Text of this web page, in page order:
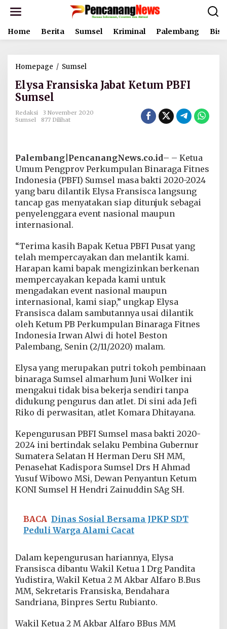
t
Home Berita Sumsel Kriminal Palembang
Homepage / Sumsel
y
F
i
s
k
a
J
a
b
e
t
u
m
B
F
I
S
u
m
s
l
Elysa Fransiska Jabat Ketum PBFI
Sumsel
Redaksi
3 November 2020
Sumsel
877 Dilihat
Palembang|PencanangNews.co.id– – Ketua
Umum Pengprov Perkumpulan Binaraga Fitnes
Indonesia (PBFI) Sumsel masa bakti 2020-2024
yang baru dilantik Elysa Fransisca langsung
tancap gas menyatakan siap ditunjuk sebagai
penyelenggara event nasional maupun
internasional.
“Terima kasih Bapak Ketua PBFI Pusat yang
telah mempercayakan dan melantik kami.
Harapan kami bapak mengizinkan berkenan
mempercayakan kepada kami untuk
mengadakan event nasional maupun
internasional, kami siap,” ungkap Elysa
Fransisca dalam sambutannya usai dilantik
oleh Ketum PB Perkumpulan Binaraga Fitnes
Indonesia Irwan Alwi di hotel Beston
Palembang, Senin (2/11/2020) malam.
Elysa yang merupakan putri tokoh pembinaan
binaraga Sumsel almarhum Juni Wolker ini
mengakui tidak bisa bekerja sendiri tanpa
didukung pengurus dan atlet. Di sini ada Jefi
Riko di perwasitan, atlet Komara Dhitayana.
Kepengurusan PBFI Sumsel masa bakti 2020-
2024 ini bertindak selaku Pembina Gubernur
Sumatera Selatan H Herman Deru SH MM,
Penasehat Kadispora Sumsel Drs H Ahmad
Yusuf Wibowo MSi, Dewan Penyantun Ketum
KONI Sumsel H Hendri Zainuddin SAg SH.
BACA Dinas Sosial Bersama JPKP SDT
Peduli Warga Alami Cacat
Dalam kepengurusan hariannya, Elysa
Fransisca dibantu Wakil Ketua 1 Drg Pandita
Yudistira, Wakil Ketua 2 M Akbar Alfaro B.Bus
MM, Sekretaris Fransiska, Bendahara
Sandriana, Binpres Sertu Rubianto.
Wakil Ketua 2 M Akbar Alfaro BBus MM